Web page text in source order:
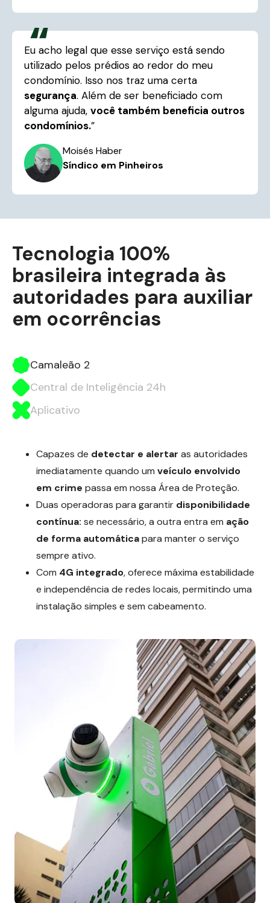
Eu acho legal que esse serviço está sendo
utilizado pelos prédios ao redor do meu
condomínio. Isso nos traz uma certa
segurança. Além de ser beneficiado com
alguma ajuda, você também beneficia outros
condomínios.”
Moisés Haber
Síndico em Pinheiros
Tecnologia 100%
brasileira integrada às
autoridades para auxiliar
em ocorrências
Camaleão 2
Central de Inteligência 24h
Aplicativo
Capazes de detectar e alertar as autoridades
imediatamente quando um veículo envolvido
em crime passa em nossa Área de Proteção.
Duas operadoras para garantir disponibilidade
contínua: se necessário, a outra entra em ação
de forma automáticapara manter o serviço
sempre ativo.
Com 4G integrado, oferece máxima estabilidade
e independência de redes locais, permitindo uma
instalação simples e sem cabeamento.